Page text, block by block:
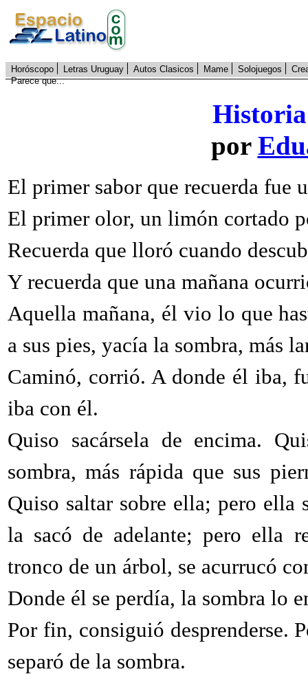
Horóscopo Letras Uruguay Autos Clasicos Mame Solojuegos
Parece que...
por
El primer sabor que recuerda fue
El primer olor, un limón cortado
Recuerda que lloró cuando
Y recuerda que una mañana
Aquella mañana, él vio lo que
a sus pies, yacía la sombra, más
Caminó, corrió. A donde él iba,
iba con él.
Quiso sacársela de encima.
sombra, más rápida que sus
Quiso saltar sobre ella; pero ella
la sacó de adelante; pero ella
tronco de un árbol, se acurrucó
Donde él se perdía, la sombra lo
Por fin, consiguió desprenderse.
separó de la sombra.